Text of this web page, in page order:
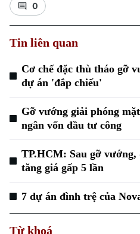
Chuyên mục
Thời sự
Hà Nội
Hà Nội
0
Tin liên quan
Cơ chế đặc thù tháo gỡ
dự án 'đắp chiếu'
Gỡ vướng giải phóng
ngân vốn đầu tư công
TP.HCM: Sau gỡ
tăng giá gấp 5 lần
7 dự án đình trệ của
Từ khoá